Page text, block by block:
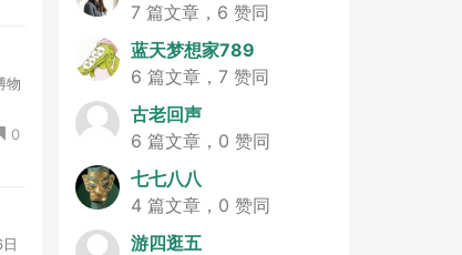
物
0
7 篇文章，6 赞同
蓝天梦想家789
6 篇文章，7 赞同
古老回声
6 篇文章，0 赞同
七七八八
4 篇文章，0 赞同
游四逛五